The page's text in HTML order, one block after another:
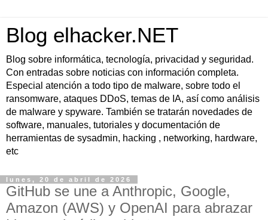
Blog elhacker.NET
Blog sobre informática, tecnología, privacidad y seguridad.
Con entradas sobre noticias con información completa.
Especial atención a todo tipo de malware, sobre todo el
ransomware, ataques DDoS, temas de IA, así como análisis
de malware y spyware. También se tratarán novedades de
software, manuales, tutoriales y documentación de
herramientas de sysadmin, hacking , networking, hardware,
etc
lunes, 20 de abril de 2026
GitHub se une a Anthropic, Google,
Amazon (AWS) y OpenAI para abrazar